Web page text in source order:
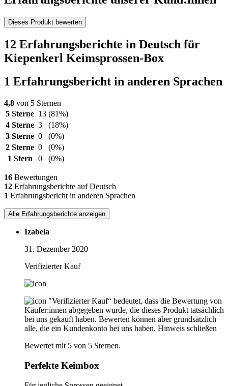
Dieses Produkt bewerten
12 Erfahrungsberichte in Deutsch für
Kiepenkerl Keimsprossen-Box
1 Erfahrungsbericht in anderen Sprachen
4,8 von 5 Sternen
5 Sterne 13 (81%)
4 Sterne 3
(18%)
3 Sterne 0
(0%)
2 Sterne 0
(0%)
1 Stern
0 (0%)
16 Bewertungen
12 Erfahrungsberichte auf Deutsch
1 Erfahrungsbericht in anderen Sprachen
Alle Erfahrungsberichte anzeigen
Izabela
31. Dezember 2020
Verifizierter Kauf
"Verifizierter Kauf“ bedeutet, dass die Bewertung von
Käufer:innen abgegeben wurde, die dieses Produkt tatsächlich
bei uns gekauft haben. Bewerten können aber grundsätzlich
alle, die ein Kundenkonto bei uns haben. Hinweis schließen
Bewertet mit 5 von 5 Sternen.
Perfekte Keimbox